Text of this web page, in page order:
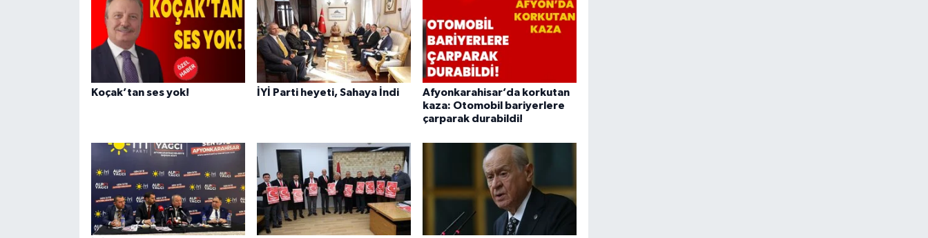
Koçak’tan ses yok! İYİ Parti heyeti, Sahaya İndi
Afyonkarahisar’da korkutan
kaza: Otomobil bariyerlere
çarparak durabildi!